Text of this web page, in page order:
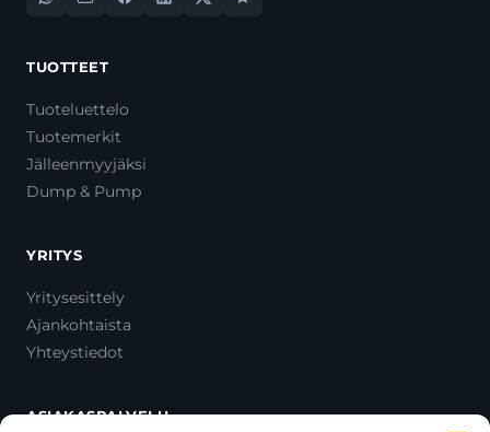
TUOTTEET
Tuoteluettelo
Tuotemerkit
Jälleenmyyjäksi
Dump & Pump
YRITYS
Yritysesittely
Ajankohtaista
Yhteystiedot
ASIAKASPALVELU